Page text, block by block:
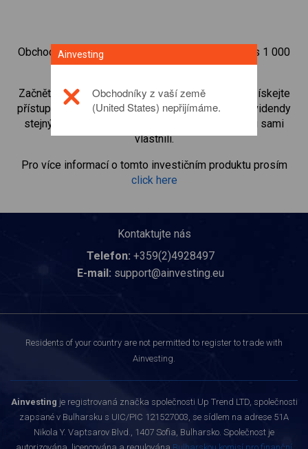
Obchodujte na obchodní platformě Ainvesting přes 1 000
mezinárodních akcií.
Začněte obchodovat CFD na Johnson Matthey
. Získejte
přístup ke kurzům v reálném čase a dostávejte dividendy
stejným způsobem, jako kdybyste akcie opravdu sami
vlastnili.
Pro více informací o tomto investičním produktu prosím
click here
Kontaktujte nás
Telefon: +359(2)4928497
E-mail: support@ainvesting.eu
Residents of your country are not permitted to register to trade with
Ainvesting.
Ainvesting je registrovaná značka společnosti Up Trend LTD, společnosti
zapsané v Bulharsku s UIC/PIC 121527003, se sídlem na adrese 51A
Nikola Y. Vaptsarov Blvd., 1407 Sofia, Bulharsko. Společnost je
Ainvesting
Obchodníky z vaší země
(United States) nepřijímáme.